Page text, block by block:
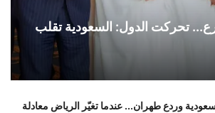
تحركت الدول: السعودية تقلب
وردع طهران... عندما تغيّر الرياض معادلة